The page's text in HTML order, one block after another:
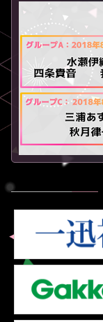
「Live viewing in
2018.07.20
「物販情報」 を更新
「Live viewing in
2018.07.13
「物販情報」を更
「ライブビューイ
「
2018.06.26
「みんなで選ぶ！
「ライブビューイ
イオンシネマ茨木